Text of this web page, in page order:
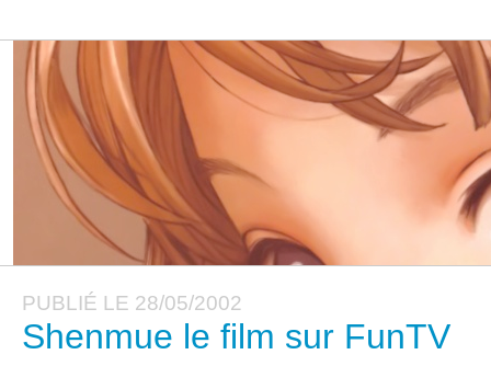
PUBLIÉ LE 28/05/2002
Shenmue le film sur FunTV